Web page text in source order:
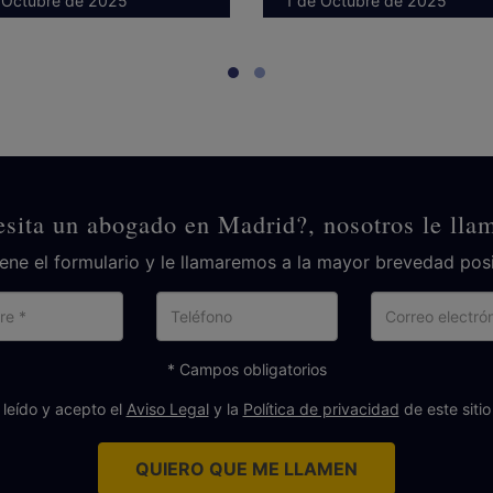
un abogado en Madrid?, nosotros le
el formulario y le llamaremos a la mayor brevedad
* Campos obligatorios
leído y acepto el Aviso Legaly la Política de privacidad de este
QUIERO QUE ME LLAMEN